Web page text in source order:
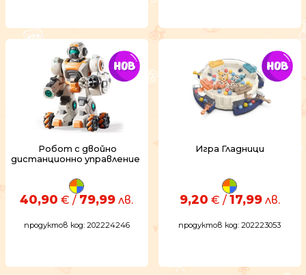
Робот с двойно
дистанционно управление
40,90 € / 79,99 лв.
продуктов код: 202224246
Игра Гладници
9,20 € / 17,99лв.
продуктов код: 202223053